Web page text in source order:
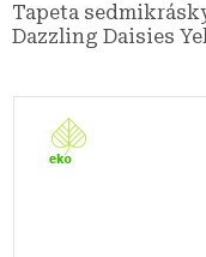
Tapeta
Dazzling Daisies